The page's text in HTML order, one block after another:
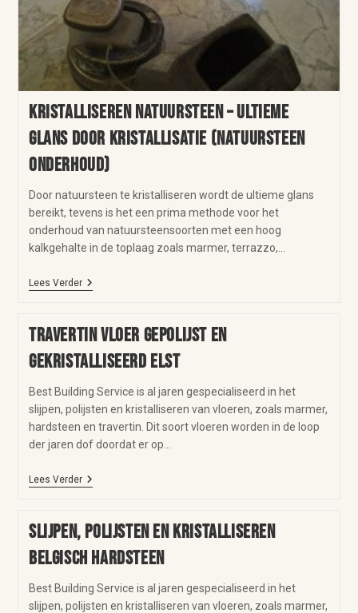
Kristalliseren natuursteen – ultieme
glans door kristallisatie (natuursteen
onderhoud)
Door natuursteen te kristalliseren wordt de ultieme glans
bereikt, tevens is het een prima methode voor het
onderhoud van natuursteensoorten met een hoog
kalkgehalte in de toplaag zoals marmer, terrazzo,…
Lees Verder
Travertin vloer gepolijst en
gekristalliseerd Elst
Best Building Service is al jaren gespecialiseerd in het
slijpen, polijsten en kristalliseren van vloeren, zoals marmer,
hardsteen en travertin. Dit soort vloeren worden in de loop
der jaren dof doordat er op…
Lees Verder
Slijpen, polijsten en kristalliseren
Belgisch hardsteen
Best Building Service is al jaren gespecialiseerd in het
slijpen, polijsten en kristalliseren van vloeren, zoals marmer,